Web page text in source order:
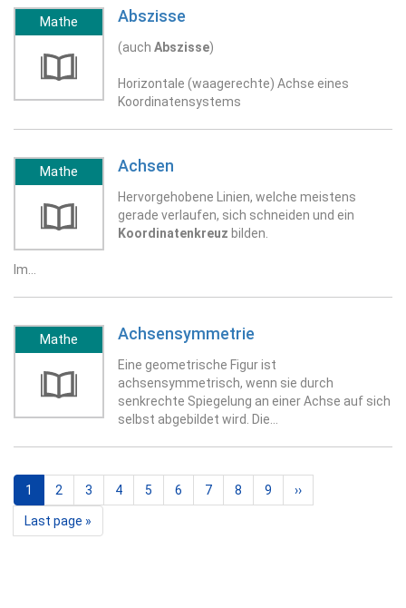
Mathe Abszisse
(auch Abszisse)
Horizontale (waagerechte) Achse eines
Koordinatensystems
Mathe Achsen
Hervorgehobene Linien, welche meistens
gerade verlaufen, sich schneiden und ein
Koordinatenkreuz bilden.
Im…
Mathe Achsensymmetrie
Eine geometrische Figur ist
achsensymmetrisch, wenn sie durch
senkrechte Spiegelung an einer Achse auf sich
selbst abgebildet wird. Die…
Seitennummerierung
Aktuelle
Seite
1 Page
2 Page
3 Page
4 Page
5 Page
6 Page
7 Page
8 Page
9
Nächste
Seite
››
Letzte
Seite
Last page »